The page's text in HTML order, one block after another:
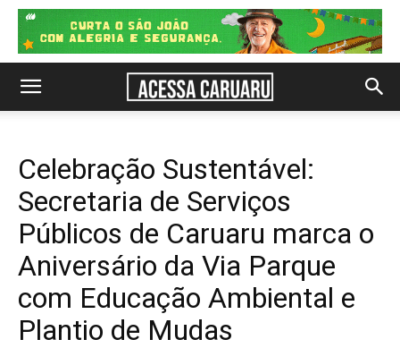
Celebração Sustentável:
Secretaria de Serviços
Públicos de Caruaru marca o
Aniversário da Via Parque
com Educação Ambiental e
Plantio de Mudas